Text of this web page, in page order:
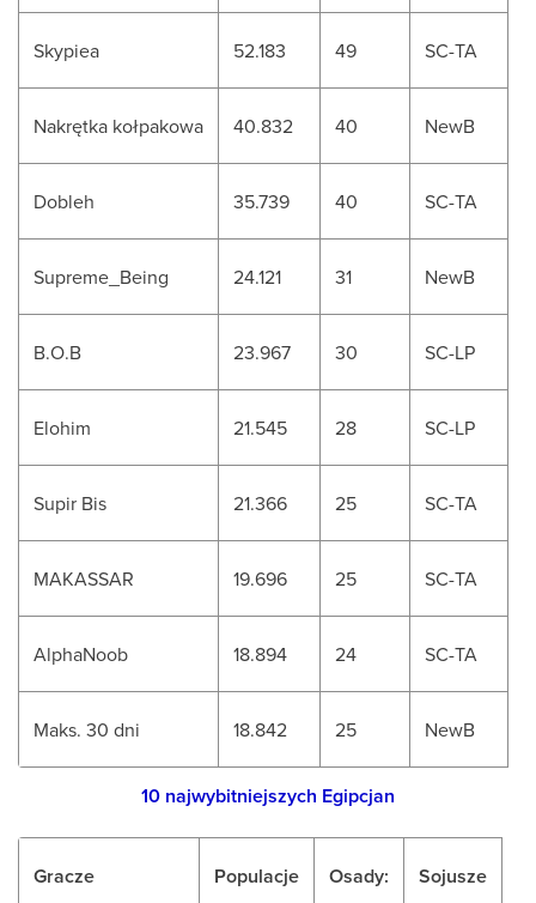
Skypiea 52.183 49 SC-TA
Nakrętka kołpakowa 40.832 40 NewB
Dobleh 35.739 40 SC-TA
Supreme_Being 24.121 31 NewB
B.O.B 23.967 30 SC-LP
Elohim 21.545 28 SC-LP
Supir Bis 21.366 25 SC-TA
MAKASSAR 19.696 25 SC-TA
AlphaNoob 18.894 24 SC-TA
Maks. 30 dni 18.842 25 NewB
10 najwybitniejszych Egipcjan
Gracze Populacje Osady: Sojusze